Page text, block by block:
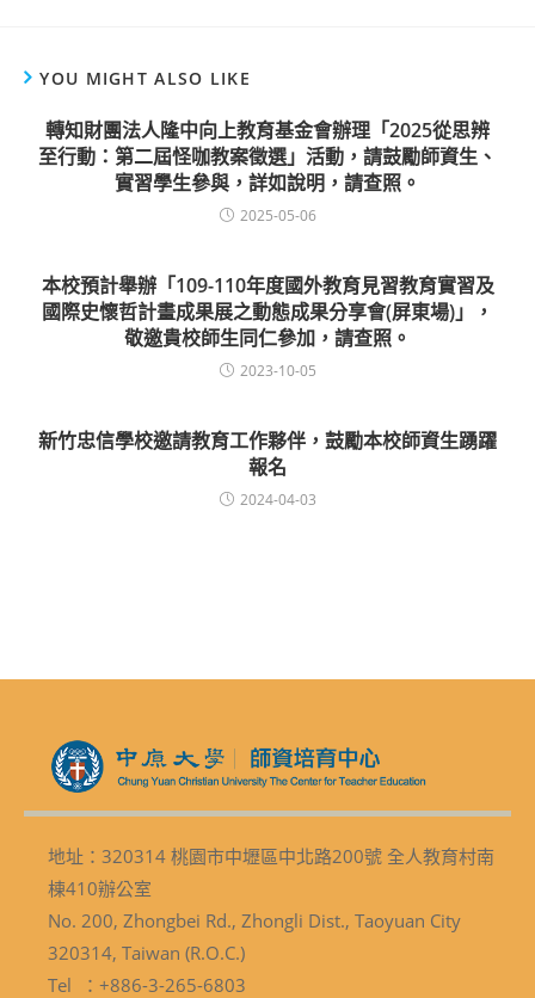
YOU MIGHT ALSO LIKE
轉知財團法人隆中向上教育基金會辦理「2025從思辨
至行動：第二屆怪咖教案徵選」活動，請鼓勵師資生、
實習學生參與，詳如說明，請查照。
2025-05-06
本校預計舉辦「109-110年度國外教育見習教育實習及
國際史懷哲計畫成果展之動態成果分享會(屏東場)」，
敬邀貴校師生同仁參加，請查照。
2023-10-05
新竹忠信學校邀請教育工作夥伴，鼓勵本校師資生踴躍
報名
2024-04-03
地址：320314 桃園市中壢區中北路200號 全人教育村南
棟410辦公室
No. 200, Zhongbei Rd., Zhongli Dist., Taoyuan City
320314, Taiwan (R.O.C.)
Tel ：+886-3-265-6803